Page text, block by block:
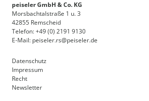
peiseler GmbH & Co. KG
Morsbachtalstraße 1 u. 3
42855 Remscheid
Telefon: +49 (0) 2191 9130
E-Mail: peiseler.rs@peiseler.de
Datenschutz
Impressum
Recht
Newsletter